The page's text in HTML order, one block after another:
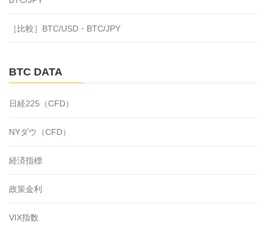
［比較］BTC/USD・BTC/JPY
BTC DATA
日経225（CFD）
NYダウ（CFD）
経済指標
政策金利
VIX指数